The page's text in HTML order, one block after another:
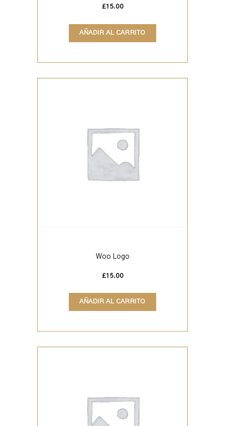
£15.00
AÑADIR AL CARRITO
Woo Logo
£15.00
AÑADIR AL CARRITO